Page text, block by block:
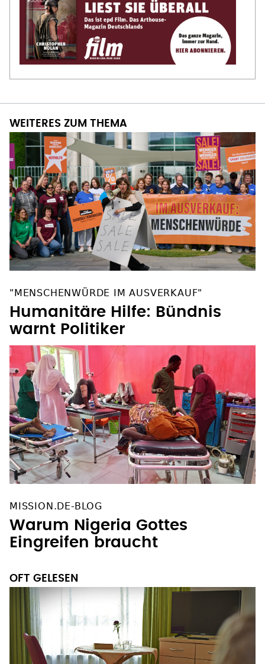
WEITERES ZUM THEMA
"MENSCHENWÜRDE IM AUSVERKAUF"
Humanitäre Hilfe: Bündnis
warnt Politiker
MISSION.DE-BLOG
Warum Nigeria Gottes
Eingreifen braucht
OFT GELESEN